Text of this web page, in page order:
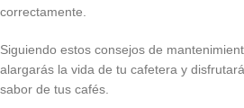
correctamente.
Siguiendo estos consejos de
alargarás la vida de tu cafetera y
sabor de tus cafés.